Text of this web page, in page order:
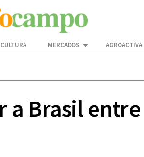
MERCADOS AGROACTIVA
Brasil